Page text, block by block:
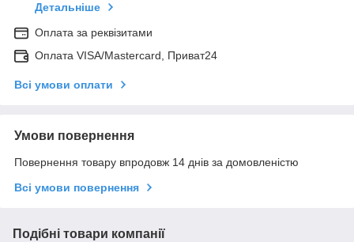
Детальніше
Оплата за реквізитами
Оплата VISA/Mastercard, Приват24
Всі умови оплати
Умови повернення
Повернення товару впродовж 14 днів за домовленістю
Всі умови повернення
Подібні товари компанії